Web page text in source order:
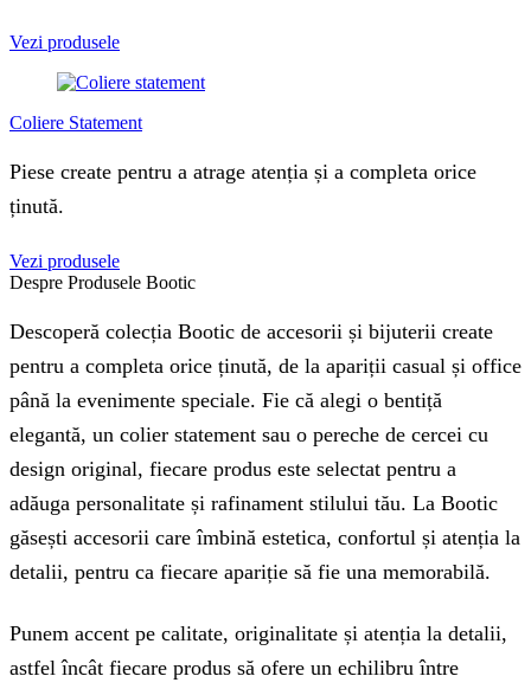
Vezi produsele
Coliere Statement
Piese create pentru a atrage atenția și a completa orice
ținută.
Vezi produsele
Despre Produsele Bootic
Descoperă colecția Bootic de accesorii și bijuterii create
pentru a completa orice ținută, de la apariții casual și office
până la evenimente speciale. Fie că alegi o bentiță
elegantă, un colier statement sau o pereche de cercei cu
design original, fiecare produs este selectat pentru a
adăuga personalitate și rafinament stilului tău. La Bootic
găsești accesorii care îmbină estetica, confortul și atenția la
detalii, pentru ca fiecare apariție să fie una memorabilă.
Punem accent pe calitate, originalitate și atenția la detalii,
astfel încât fiecare produs să ofere un echilibru între